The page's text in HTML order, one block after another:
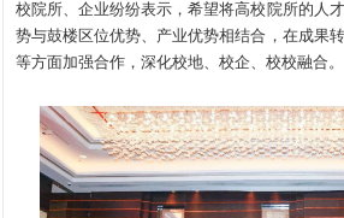
校院所、企业纷纷表示，希望将高校院所的人
势与鼓楼区位优势、产业优势相结合，在成果
等方面加强合作，深化校地、校企、校校融合。